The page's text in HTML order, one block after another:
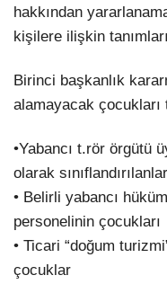
hakkından
kişilere ilişkin
Birinci başkanlık
alamayacak çocukları
•Yabancı t.rör örgütü
olarak
• Belirli yabancı
personelinin çocukları
• Ticari “doğum
çocuklar